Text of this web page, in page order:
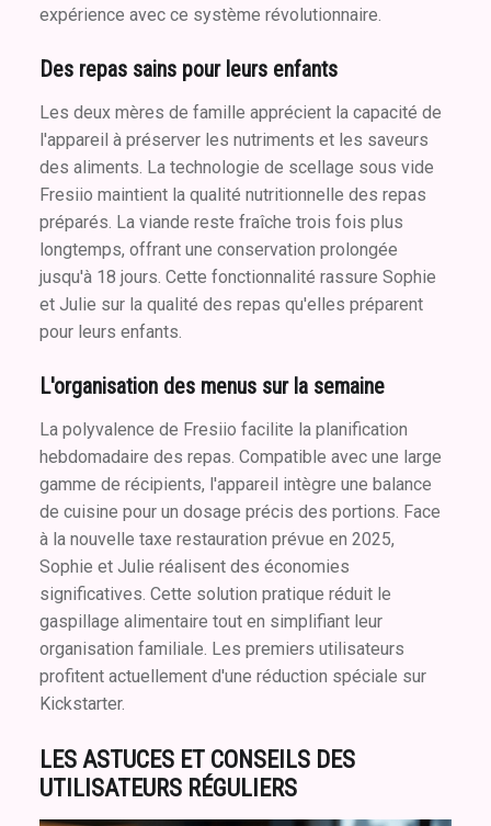
expérience avec ce système révolutionnaire.
Des repas sains pour leurs enfants
Les deux mères de famille apprécient la capacité de
l'appareil à préserver les nutriments et les saveurs
des aliments. La technologie de scellage sous vide
Fresiio maintient la qualité nutritionnelle des repas
préparés. La viande reste fraîche trois fois plus
longtemps, offrant une conservation prolongée
jusqu'à 18 jours. Cette fonctionnalité rassure Sophie
et Julie sur la qualité des repas qu'elles préparent
pour leurs enfants.
L'organisation des menus sur la semaine
La polyvalence de Fresiio facilite la planification
hebdomadaire des repas. Compatible avec une large
gamme de récipients, l'appareil intègre une balance
de cuisine pour un dosage précis des portions. Face
à la nouvelle taxe restauration prévue en 2025,
Sophie et Julie réalisent des économies
significatives. Cette solution pratique réduit le
gaspillage alimentaire tout en simplifiant leur
organisation familiale. Les premiers utilisateurs
profitent actuellement d'une réduction spéciale sur
Kickstarter.
LES ASTUCES ET CONSEILS DES
UTILISATEURS RÉGULIERS